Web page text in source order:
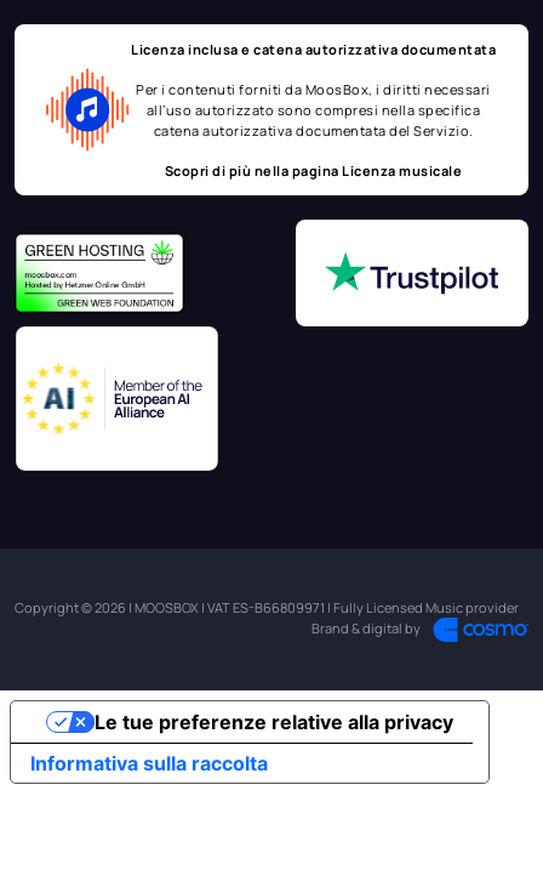
Licenza inclusa e catena autorizzativa documentata
Per i contenuti forniti da MoosBox, i diritti necessari
all’uso autorizzato sono compresi nella specifica
catena autorizzativa documentata del Servizio.
Scopri di più nella paginaLicenza musicale
Copyright © 2026 | MOOSBOX | VAT ES-B66809971 | Fully Licensed Music provider
Brand & digital by
Informativa sulla raccolta
Le tue preferenze relative alla privacy